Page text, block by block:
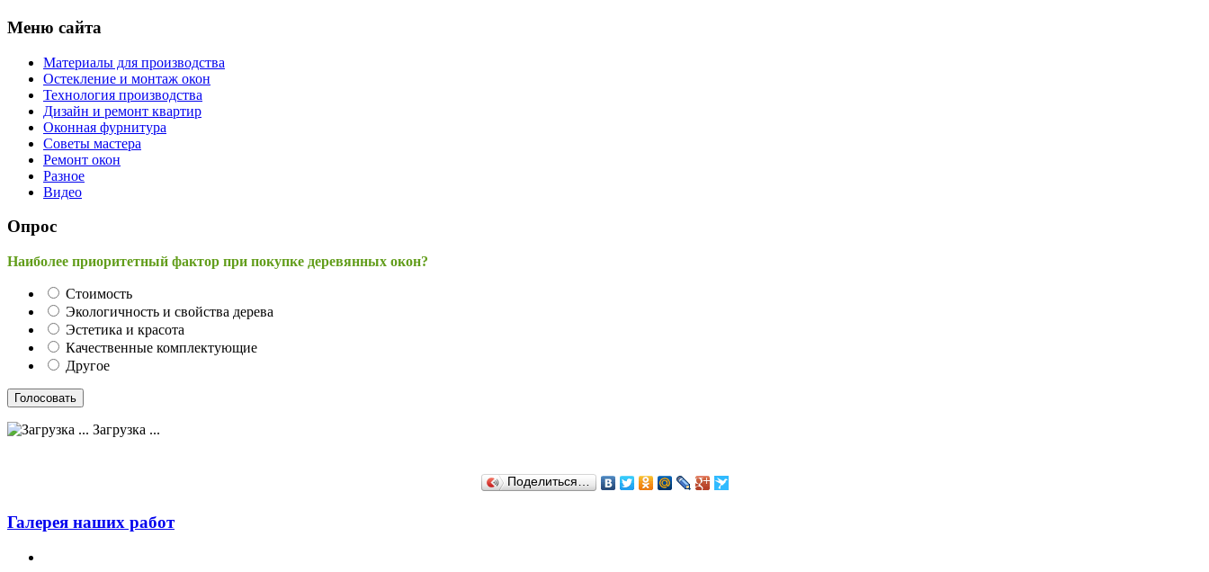
Меню сайта
Материалы для производства
Остекление и монтаж окон
Технология производства
Дизайн и ремонт квартир
Оконная фурнитура
Советы мастера
Ремонт окон
Разное
Видео
Опрос
Наиболее приоритетный фактор при покупке деревянных окон?
Стоимость
Экологичность и свойства дерева
Эстетика и красота
Качественные комплектующие
Другое
Загрузка ...
Поделиться…
Галерея наших работ